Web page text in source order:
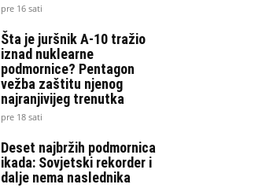
pre 16 sati
Šta je juršnik A-10 tražio
iznad nuklearne
podmornice? Pentagon
vežba zaštitu njenog
najranjivijeg trenutka
pre 18 sati
Deset najbržih podmornica
ikada: Sovjetski rekorder i
dalje nema naslednika